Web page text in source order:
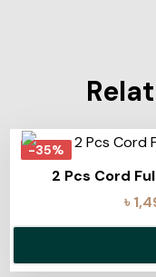
-35%
2 Pcs Cord
৳